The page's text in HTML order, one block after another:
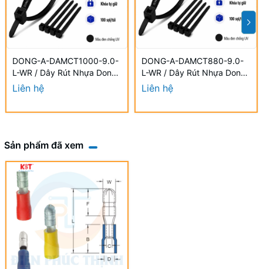
DONG-A-DAMCT1000-9.0-
L-WR / Dây Rút Nhựa Dong-
A 9.0×1000mm Chống UV
Liên hệ
DONG-A-DAMCT880-9.0-
L-WR / Dây Rút Nhựa Dong-
A 9.0×880mm Chống UV
Liên hệ
Sản phẩm đã xem